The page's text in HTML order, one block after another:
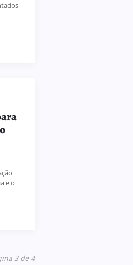
e o
3 de 4